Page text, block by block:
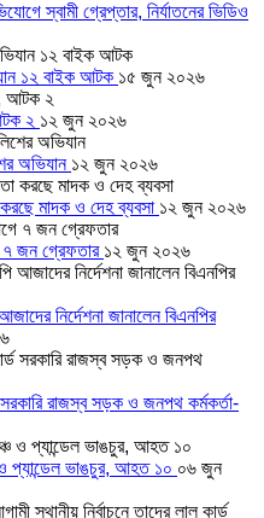
স্বামী গ্রেপ্তার, নির্যাতনের ভিডিও
১২ বাইক আটক ১৫ জুন ২০২৬
২ ১২ জুন ২০২৬
অভিযান ১২ জুন ২০২৬
মাদক ও দেহ ব্যবসা ১২ জুন ২০২৬
৭ জন গ্রেফতার ১২ জুন ২০২৬
নির্দেশনা জানালেন বিএনপির
রাজস্ব সড়ক ও জনপথ কর্মকর্তা-
প্যান্ডেল ভাঙচুর, আহত ১০ ০৬ জুন